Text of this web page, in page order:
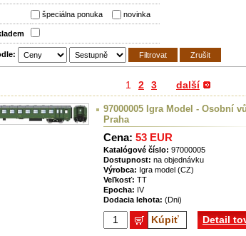
špeciálna ponuka novinka
1 2 3 další
97000005 Igra Model - Osobní
Praha
Cena: 53 EUR
Katalógové číslo: 97000005
Dostupnost: na objednávku
Výrobca: Igra model (CZ)
Veľkosť: TT
Epocha: IV
Dodacia lehota: (Dni)
Kúpiť Detail